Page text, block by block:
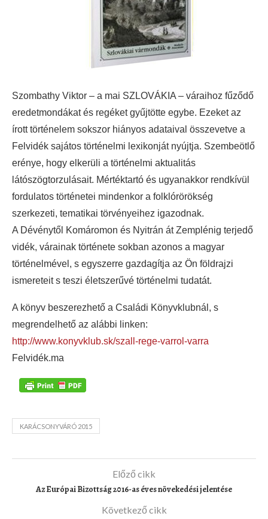
Szombathy Viktor – a mai SZLOVÁKIA – váraihoz fűződő
eredetmondákat és regéket gyűjtötte egybe. Ezeket az
írott történelem sokszor hiányos adataival összevetve a
Felvidék sajátos történelmi lexikonját nyújtja. Szembeötlő
erénye, hogy elkerüli a történelmi aktualitás
látószögtorzulásait. Mértéktartó és ugyanakkor rendkívül
fordulatos történetei mindenkor a folklórörökség
szerkezeti, tematikai törvényeihez igazodnak.
A Dévénytől Komáromon és Nyitrán át Zemplénig terjedő
vidék, várainak története sokban azonos a magyar
történelmével, s egyszerre gazdagítja az Ön földrajzi
ismereteit s teszi életszerűvé történelmi tudatát.
A könyv beszerezhető a Családi Könyvklubnál, s
megrendelhető az alábbi linken:
http://www.konyvklub.sk/szall-rege-varrol-varra
Felvidék.ma
KARÁCSONYVÁRÓ 2015
Előző cikk
Az Európai Bizottság 2016-as éves növekedési jelentése
Következő cikk